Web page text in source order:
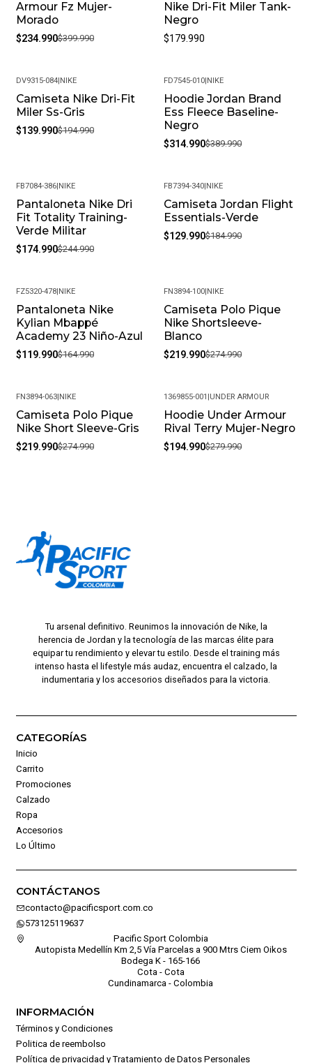
Armour Fz Mujer-
Morado
$234.990$399.990
Nike Dri-Fit Miler Tank-
Negro
$179.990
-28%
DV9315-084| NIKE
Camiseta Nike Dri-Fit
Miler Ss-Gris
$139.990$194.990
-19%
FD7545-010 NIKE
Hoodie Jordan Brand
Ess Fleece Baseline-
Negro
$314.990$389.990
-29%
FB7084-386| NIKE
Pantaloneta Nike Dri
Fit Totality Training-
Verde Militar
$174.990$244.990
-30%
FB7394-340 NIKE
Camiseta Jordan Flight
Essentials-Verde
$129.990$184.990
-27%
FZ5320-478|NIKE
Pantaloneta Nike
Kylian Mbappé
Academy 23 Niño-Azul
$119.990$164.990
-20%
FN3894-100|NIKE
Camiseta Polo Pique
Nike Shortsleeve-
Blanco
$219.990$274.990
-20%
FN3894-063|NIKE
Camiseta Polo Pique
Nike Short Sleeve-Gris
$219.990$274.990
-30%
1369855-001 |UNDER ARMOUR
Hoodie Under Armour
Rival Terry Mujer-Negro
$194.990$279.990
Tu arsenal definitivo. Reunimos la innovación de Nike, la
herencia de Jordan y la tecnología de las marcas élite para
equipar tu rendimiento y elevar tu estilo. Desde el training más
intenso hasta el lifestyle más audaz, encuentra el calzado, la
indumentaria y los accesorios diseñados para la victoria.
CATEGORÍAS
Inicio
Carrito
Promociones
Calzado
Ropa
Accesorios
Lo Último
CONTÁCTANOS
contacto@pacificsport.com.co
573125119637
Pacific Sport Colombia
Autopista Medellín Km 2,5 Vía Parcelas a 900 Mtrs Ciem Oikos
Bodega K - 165-166
Cota - Cota
Cundinamarca - Colombia
INFORMACIÓN
Términos y Condiciones
Politica de reembolso
Política de privacidad y Tratamiento de Datos Personales